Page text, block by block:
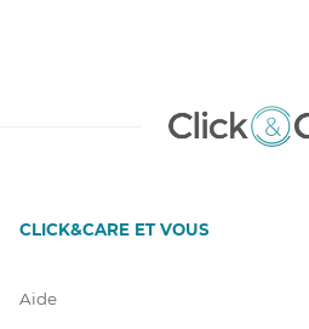
CLICK&CARE ET VOUS
Aide